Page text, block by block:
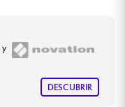
DESCUBRIR